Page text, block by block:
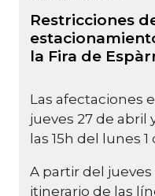
Restricciones
la Fira de
Las afectaciones
jueves 27 de abril
las 15h del lunes 1
A partir del
itinerario de las